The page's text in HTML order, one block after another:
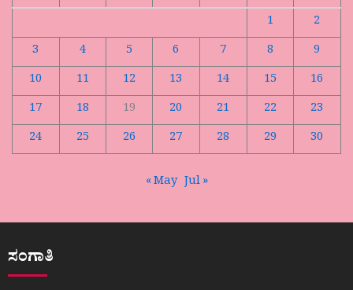
1
2
3
4 5 6 7 8
9
10
11 12 13 14 15
16
17
18 19 20 21 22
23
24
25 26 27 28 29 30
« May Jul »
ಸಂಗಾತಿ